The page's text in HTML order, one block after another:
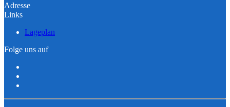
Adresse
Links
Lageplan
Folge uns auf